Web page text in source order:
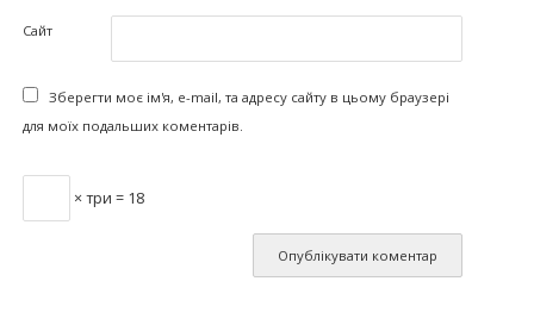
Сайт
Зберегти моє ім'я, e-mail, та адресу сайту в цьому браузері
для моїх подальших коментарів.
× три = 18